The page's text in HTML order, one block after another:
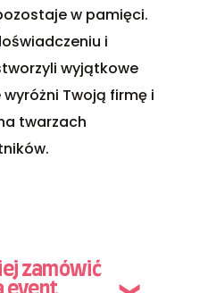
w pamięci.
i
wyjątkowe
Twoją firmę i
twarzach
zamówić